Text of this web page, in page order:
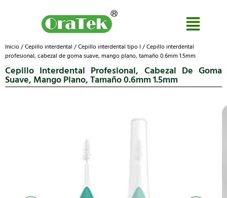
Inicio/Cepillo interdental /Cepillo interdental tipo I / Cepillo interdental
profesional, cabezal de goma suave, mango plano, tamaño 0.6mm 1.5mm
Cepillo Interdental Profesional, Cabezal De Goma
Suave, Mango Plano, Tamaño 0.6mm 1.5mm